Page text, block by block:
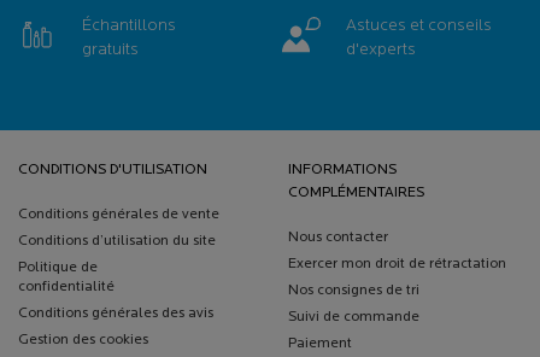
Échantillons
gratuits
Astuces et conseils
d'experts
CONDITIONS D'UTILISATION
Conditions générales de vente
Conditions d’utilisation du site
Politique de
confidentialité
Conditions générales des avis
Gestion des cookies
INFORMATIONS
COMPLÉMENTAIRES
Nous contacter
Exercer mon droit de rétractation
Nos consignes de tri
Suivi de commande
Paiement